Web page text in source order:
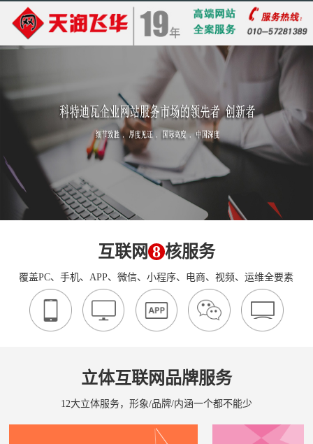
互联网 8 核服务
覆盖PC、手机、APP、微信、小程序、电商、视频、运维全要素
立体互联网品牌服务
12大立体服务，形象/品牌/内涵一个都不能少